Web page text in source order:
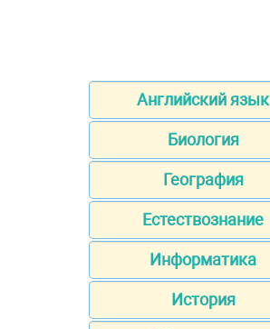
Английский язык
Биология
География
Естествознание
Информатика
История